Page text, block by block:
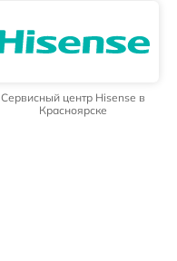
Сервисный центр Hisense в
Красноярске